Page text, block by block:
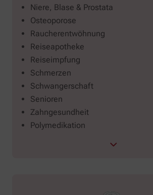
Niere, Blase & Prostata
Osteoporose
Raucherentwöhnung
Reiseapotheke
Reiseimpfung
Schmerzen
Schwangerschaft
Senioren
Zahngesundheit
Polymedikation